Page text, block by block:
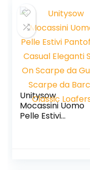
Unitysow
Mocassini Uomo
Pelle Estivi